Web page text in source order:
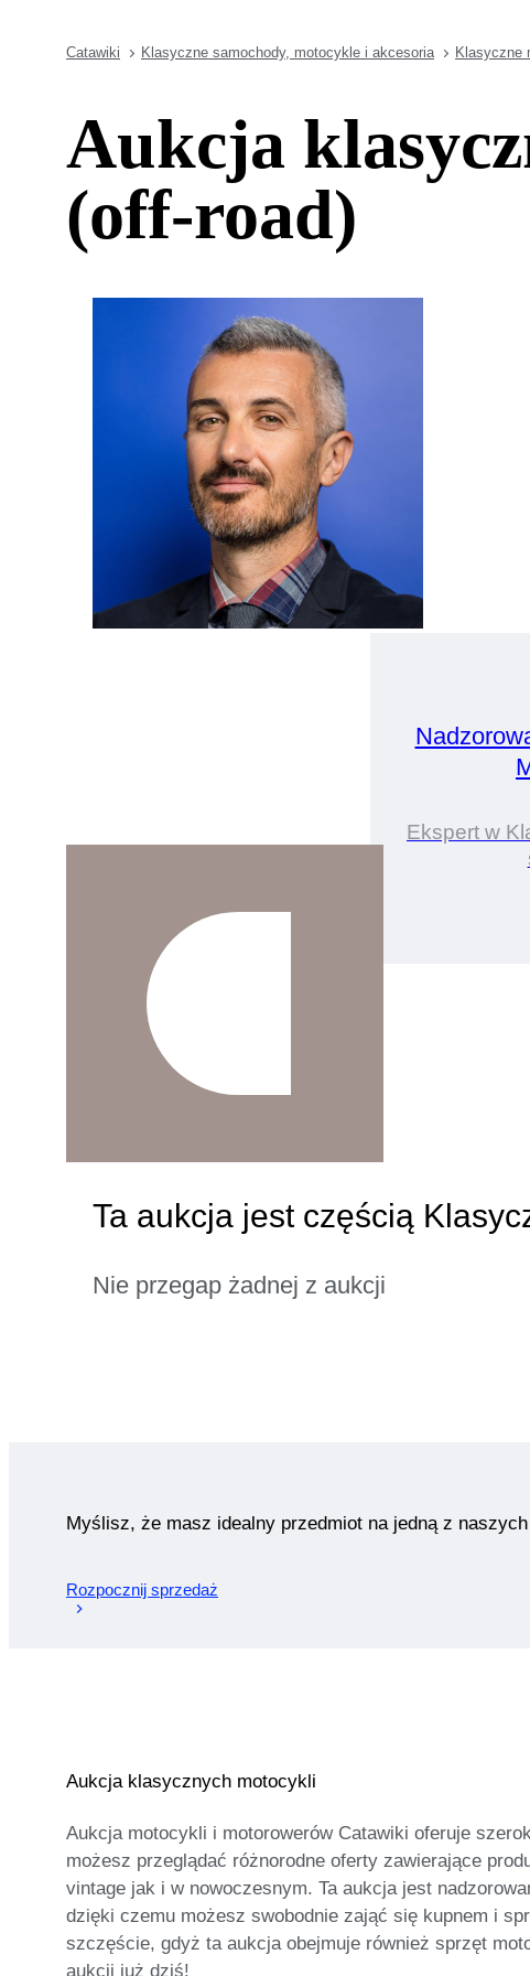
Catawiki Klasyczne samochody, motocykle i akcesoria Klasyczne
Aukcja
(off-road)
Ekspert w
Ta aukcja jest częścią
Nie przegap żadnej z aukcji
Myślisz, że masz idealny przedmiot na jedną z
Rozpocznij sprzedaż
Aukcja klasycznych motocykli
Aukcja motocykli i motorowerów Catawiki oferuje
możesz przeglądać różnorodne oferty zawierające
vintage jak i w nowoczesnym. Ta aukcja jest
dzięki czemu możesz swobodnie zająć się kupnem i
szczęście, gdyż ta aukcja obejmuje również sprzęt
aukcji już dziś!